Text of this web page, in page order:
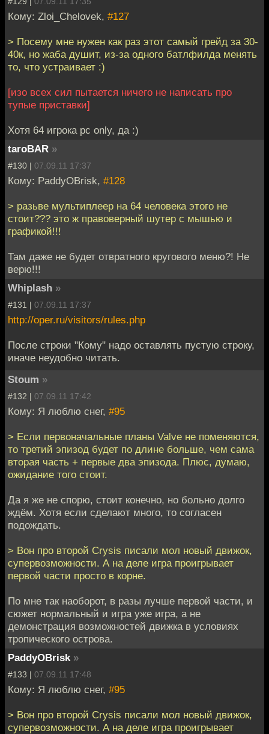
Кому: Zloi_Chelovek, #127
> Посему мне нужен как раз этот самый грейд за 30-
40к, но жаба душит, из-за одного батлфилда менять
то, что устраивает :)
[изо всех сил пытается ничего не написать про
тупые приставки]
Хотя 64 игрока pc only, да :)
taroBAR »
#130 | 07.09.11 17:37
Кому: PaddyOBrisk, #128
> разьве мультиплеер на 64 человека этого не
стоит??? это ж правоверный шутер с мышью и
графикой!!!
Там даже не будет отвратного кругового меню?! Не
верю!!!
Whiplash »
#131 | 07.09.11 17:37
http://oper.ru/visitors/rules.php
После строки "Кому" надо оставлять пустую строку,
иначе неудобно читать.
Stoum »
#132 | 07.09.11 17:42
Кому: Я люблю снег, #95
> Если первоначальные планы Valve не поменяются,
то третий эпизод будет по длине больше, чем сама
вторая часть + первые два эпизода. Плюс, думаю,
ожидание того стоит.
Да я же не спорю, стоит конечно, но больно долго
ждём. Хотя если сделают много, то согласен
подождать.
> Вон про второй Crysis писали мол новый движок,
супервозможности. А на деле игра проигрывает
первой части просто в корне.
По мне так наоборот, в разы лучше первой части, и
сюжет нормальный и игра уже игра, а не
демонстрация возможностей движка в условиях
тропического острова.
PaddyOBrisk »
#133 | 07.09.11 17:48
Кому: Я люблю снег, #95
> Вон про второй Crysis писали мол новый движок,
супервозможности. А на деле игра проигрывает